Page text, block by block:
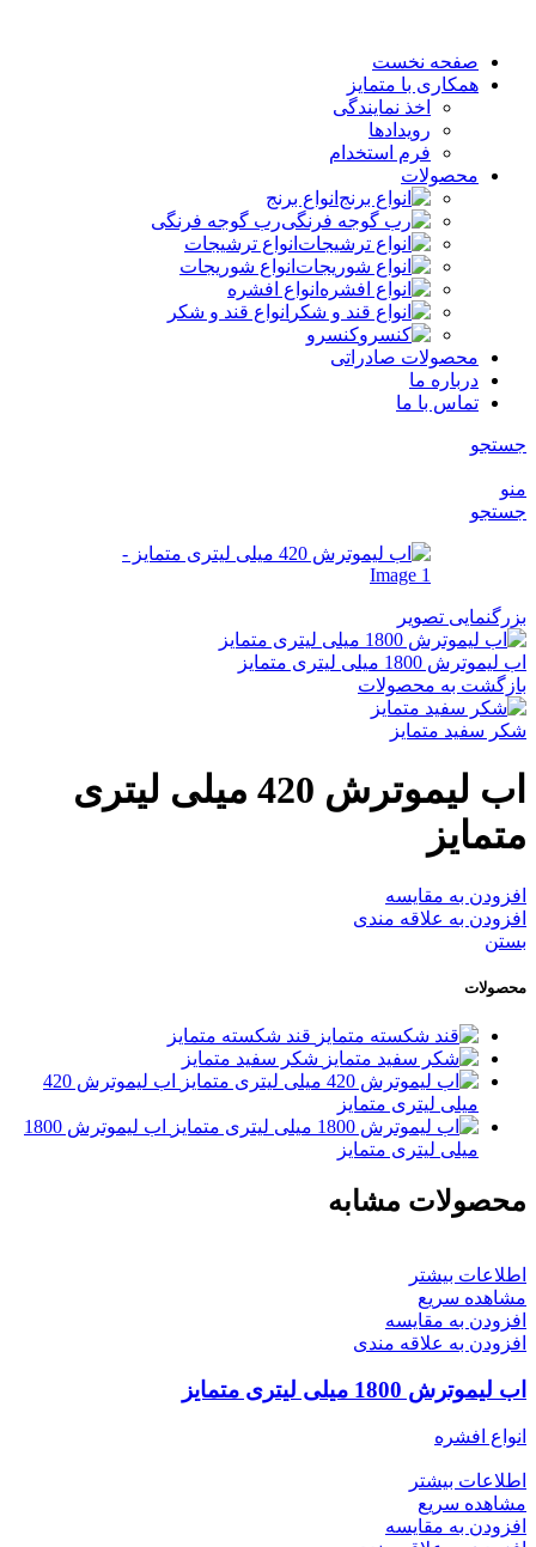
صفحه نخست
همکاری با متمایز
اخذ نمایندگی
رویدادها
فرم استخدام
محصولات
انواع برنج
رب گوجه فرنگی
انواع ترشیجات
انواع شوریجات
انواع افشره
انواع قند و شکر
کنسرو
محصولات صادراتی
درباره ما
تماس با ما
جستجو
منو
جستجو
بزرگنمایی تصویر
اب لیموترش 1800 میلی لیتری متمایز
بازگشت به محصولات
شکر سفید متمایز
اب لیموترش 420 میلی لیتری
متمایز
افزودن به مقایسه
افزودن به علاقه مندی
بستن
محصولات
قند شکسته متمایز
شکر سفید متمایز
اب لیموترش 420
میلی لیتری متمایز
اب لیموترش 1800
میلی لیتری متمایز
محصولات مشابه
اطلاعات بیشتر
مشاهده سریع
افزودن به مقایسه
افزودن به علاقه مندی
اب لیموترش 1800 میلی لیتری متمایز
انواع افشره
اطلاعات بیشتر
مشاهده سریع
افزودن به مقایسه